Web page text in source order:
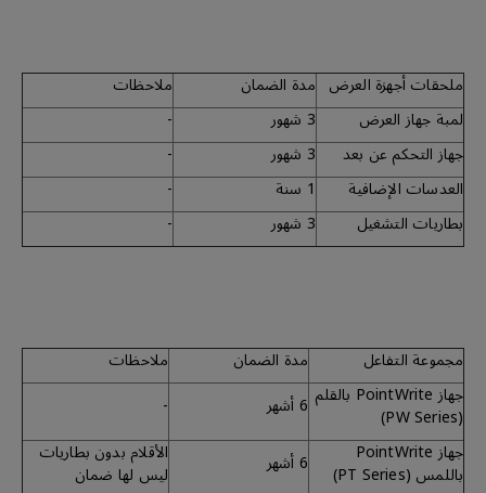
ملحقات أجهزة العرض مدة الضمان
ملاحظات
لمبة جهاز العرض
3 شهور
-
جهاز التحكم عن بعد
3 شهور
-
العدسات الإضافية
1 سنة
-
بطاريات التشغيل
3 شهور -
مجموعة التفاعل مدة الضمان
ملاحظات
جهاز PointWrite بالقلم
(PW Series) 6 أشهر
-
جهاز PointWrite
باللمس (PT Series) 6 أشهر الأقلام بدون بطاريات
ليس لها ضمان